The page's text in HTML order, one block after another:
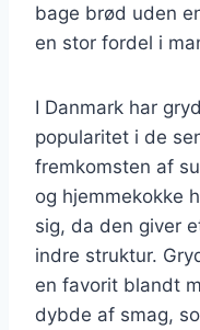
bage brød uden
en stor fordel i
I Danmark har
popularitet i de
fremkomsten af
og hjemmekokke
sig, da den giver
indre struktur.
en favorit blandt
dybde af smag,